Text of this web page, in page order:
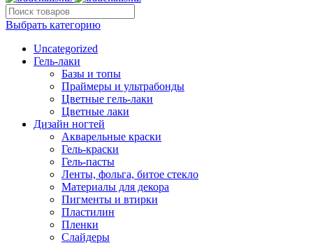
Выбрать категорию
Uncategorized
Гель-лаки
Базы и топы
Праймеры и ультрабонды
Цветные гель-лаки
Цветные лаки
Дизайн ногтей
Акварельные краски
Гель-краски
Гель-пасты
Ленты, фольга, битое стекло
Материалы для декора
Пигменты и втирки
Пластилин
Пленки
Слайдеры